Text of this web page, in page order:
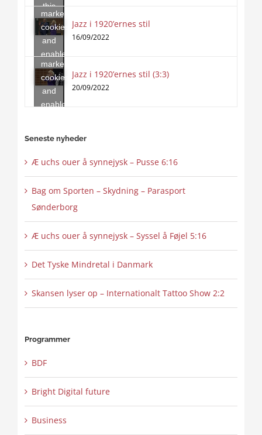
this
content
marketing
cookies
and
enable
this
content
Jazz i 1920’ernes stil
16/09/2022
Click
to
accept
marketing
cookies
and
enable
Jazz i 1920’ernes stil (3:3)
20/09/2022
Seneste nyheder
Æ uchs ouer å synnejysk – Pusse 6:16
Bag om Sporten – Skydning – Parasport
Sønderborg
Æ uchs ouer å synnejysk – Syssel å Føjel 5:16
Det Tyske Mindretal i Danmark
Skansen lyser op – Internationalt Tattoo Show 2:2
Programmer
BDF
Bright Digital future
Business